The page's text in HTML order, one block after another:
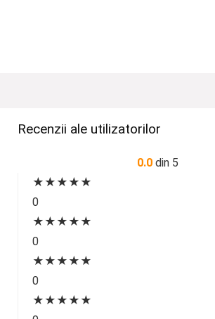
Recenzii ale utilizatorilor
0.0 din 5
★ ★ ★ ★ ★
0
★ ★ ★ ★ ★
0
★ ★ ★ ★ ★
0
★ ★ ★ ★ ★